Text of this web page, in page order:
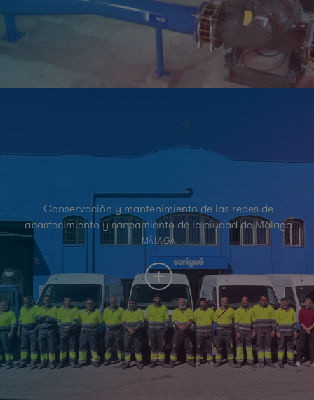
Conservación y mantenimiento de las redes de
abastecimiento y saneamiento de la ciudad de Málaga
MÁLAGA